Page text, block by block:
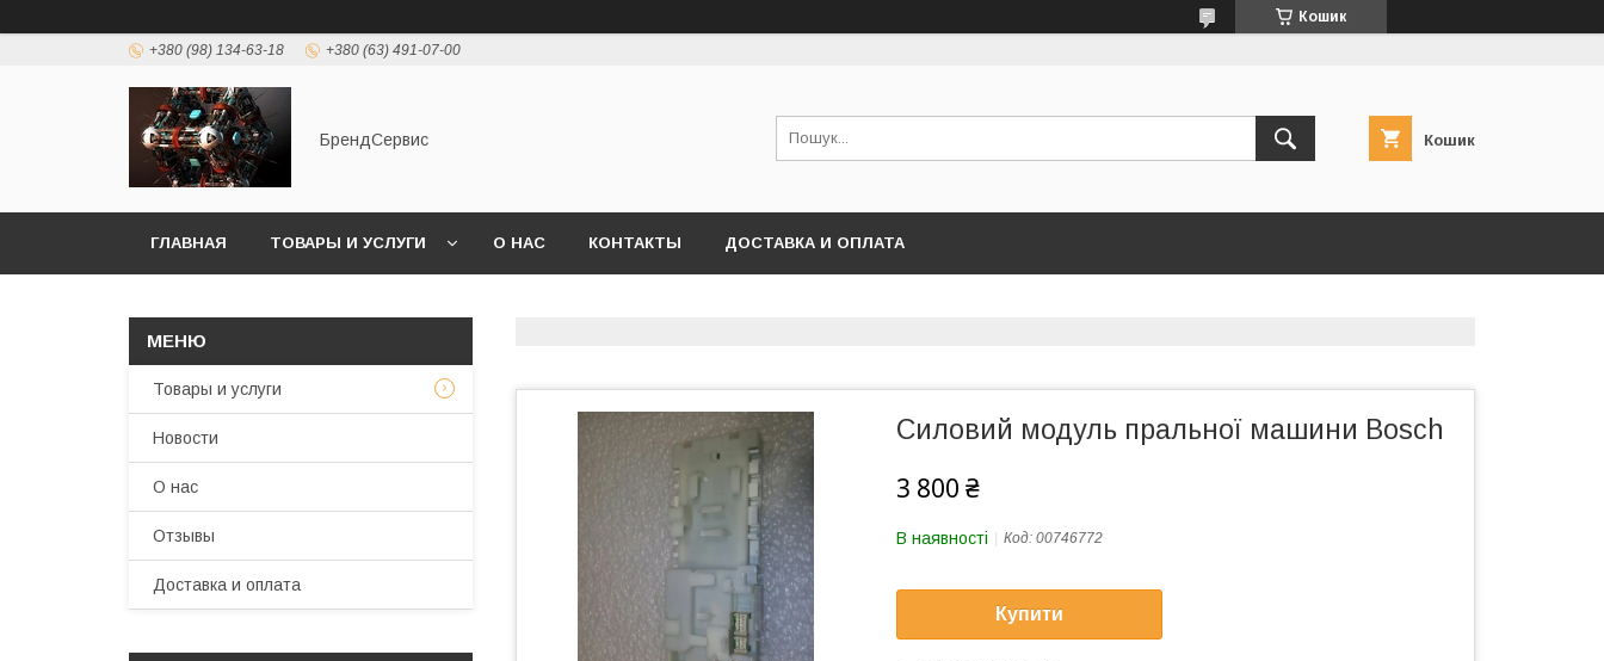
Кошик
+380 (98) 134-63-18 +380 (63) 491-07-00
БрендСервис Кошик
ГЛАВНАЯ ТОВАРЫ И УСЛУГИ О НАС КОНТАКТЫ ДОСТАВКА И ОПЛАТА
Силовий модуль пральної машини Bosch
3 800 ₴
В наявності Код: 00746772
Купити
Товары и услуги
Новости
О нас
Отзывы
Доставка и оплата